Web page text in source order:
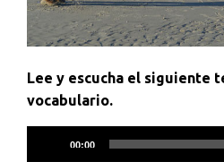
Lee y escucha el siguiente
vocabulario.
de
00:00